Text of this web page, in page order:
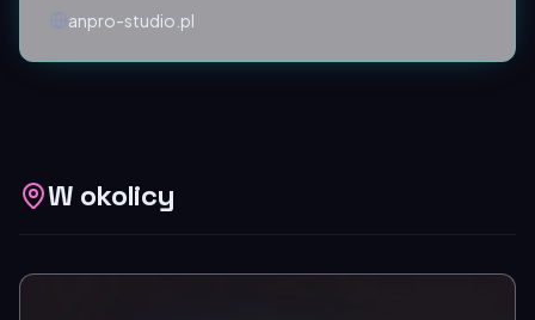
anpro-studio.pl
W okolicy